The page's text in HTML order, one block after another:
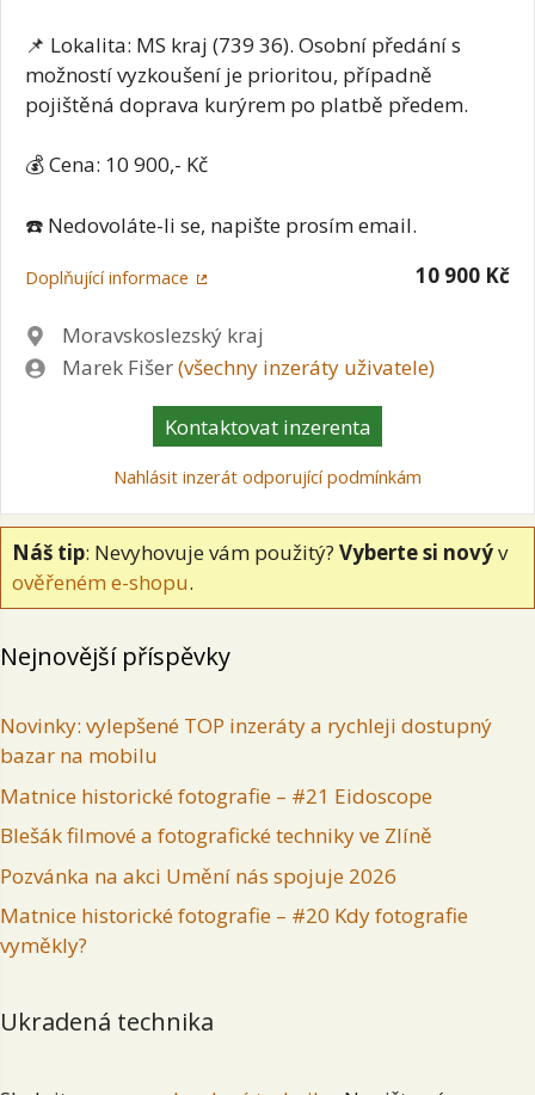
📌 Lokalita: MS kraj (739 36). Osobní předání s
možností vyzkoušení je prioritou, případně
pojištěná doprava kurýrem po platbě předem.
💰 Cena: 10 900,- Kč
☎️ Nedovoláte-li se, napište prosím email.
Doplňující informace 10 900 Kč
Lokalita
Moravskoslezský kraj
Zadavatel
Marek Fišer(všechny inzeráty uživatele)
Kontaktovat inzerenta
Nahlásit inzerát odporující podmínkám
Náš tip: Nevyhovuje vám použitý? Vyberte si novýv
ověřeném e-shopu.
Nejnovější příspěvky
Novinky: vylepšené TOP inzeráty a rychleji dostupný
bazar na mobilu
Matnice historické fotografie – #21 Eidoscope
Blešák filmové a fotografické techniky ve Zlíně
Pozvánka na akci Umění nás spojuje 2026
Matnice historické fotografie – #20 Kdy fotografie
vyměkly?
Ukradená technika